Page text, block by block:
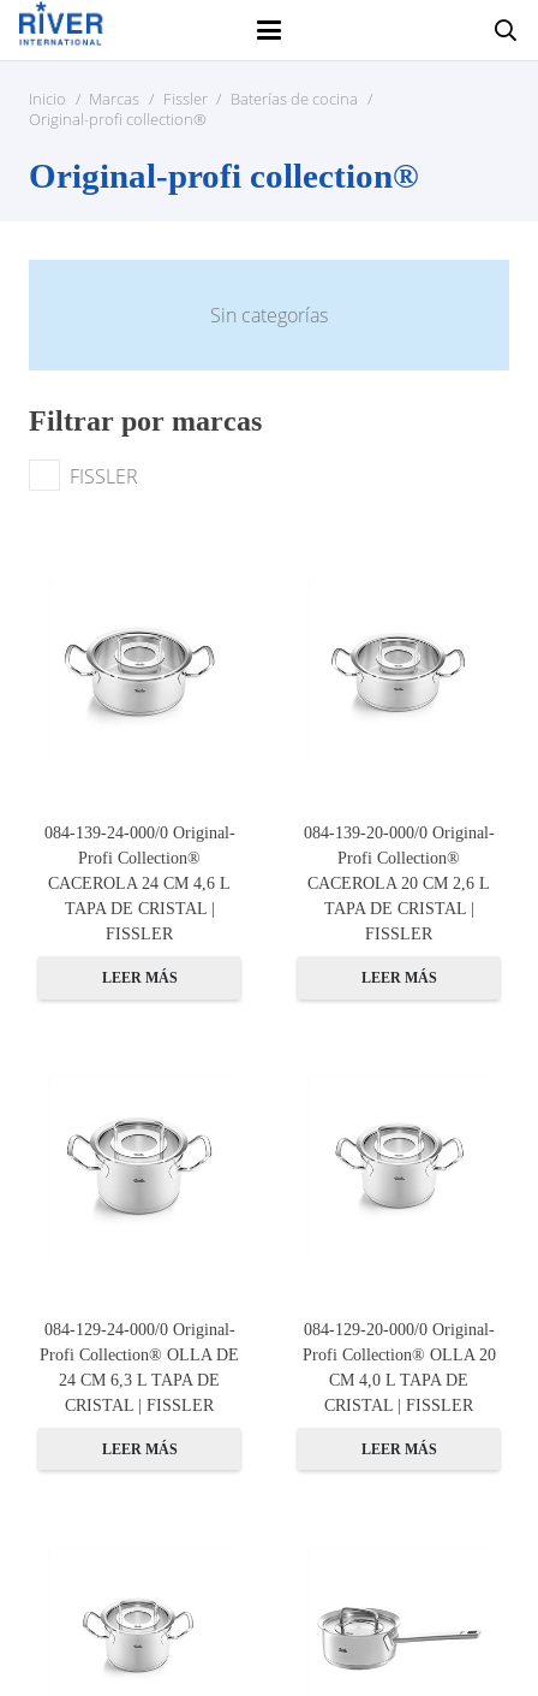
Inicio / Marcas / Fissler / Baterías de cocina /
Original-profi collection®
Original-profi collection®
Sin categorías
Filtrar por marcas
FISSLER
084-139-24-000/0 Original-
Profi Collection®
CACEROLA 24 CM 4,6 L
TAPA DE CRISTAL |
FISSLER
LEER MÁS
084-139-20-000/0 Original-
Profi Collection®
CACEROLA 20 CM 2,6 L
TAPA DE CRISTAL |
FISSLER
LEER MÁS
084-129-24-000/0 Original-
Profi Collection® OLLA DE
24 CM 6,3 L TAPA DE
CRISTAL | FISSLER
LEER MÁS
084-129-20-000/0 Original-
Profi Collection® OLLA 20
CM 4,0 L TAPA DE
CRISTAL | FISSLER
LEER MÁS